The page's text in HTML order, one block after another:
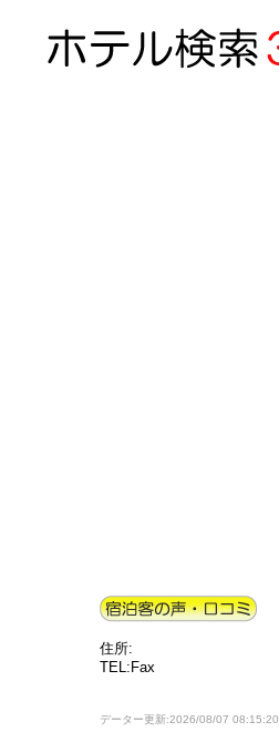
住所:
TEL:Fax
データー更新:2026/08/07 08:15:20